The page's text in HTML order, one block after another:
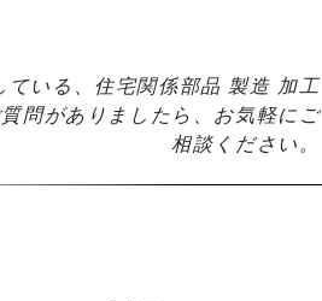
ている、住宅関係部品 製造 加工
問がありましたら、お気軽にご
相談ください。